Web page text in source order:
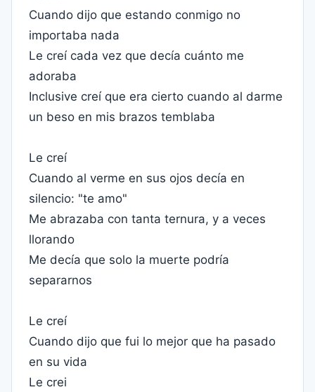
Cuando dijo que estando conmigo no
importaba nada
Le creí cada vez que decía cuánto me
adoraba
Inclusive creí que era cierto cuando al darme
un beso en mis brazos temblaba
Le creí
Cuando al verme en sus ojos decía en
silencio: "te amo"
Me abrazaba con tanta ternura, y a veces
llorando
Me decía que solo la muerte podría
separarnos
Le creí
Cuando dijo que fui lo mejor que ha pasado
en su vida
Le crei